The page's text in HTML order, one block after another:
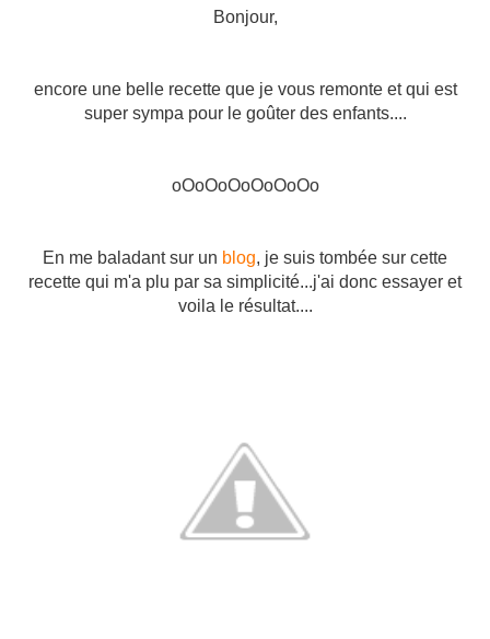
Bonjour,
encore une belle recette que je vous remonte et qui est
super sympa pour le goûter des enfants....
oOoOoOoOoOoOo
En me baladant sur un blog, je suis tombée sur cette
recette qui m'a plu par sa simplicité...j'ai donc essayer et
voila le résultat....